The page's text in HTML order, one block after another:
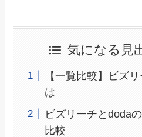
気になる見
【一覧比較】ビズ
は
ビズリーチとdoda
比較